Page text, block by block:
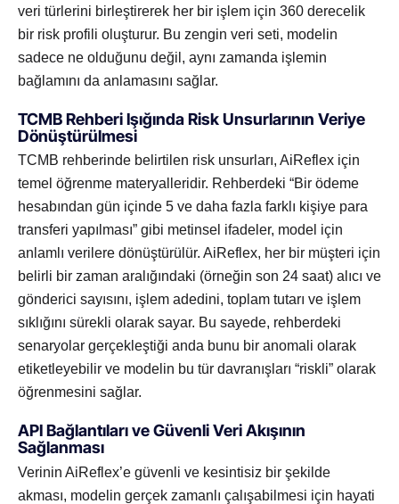
veri türlerini birleştirerek her bir işlem için 360 derecelik
bir risk profili oluşturur. Bu zengin veri seti, modelin
sadece ne olduğunu değil, aynı zamanda işlemin
bağlamını da anlamasını sağlar.
TCMB Rehberi Işığında Risk Unsurlarının Veriye
Dönüştürülmesi
TCMB rehberinde belirtilen risk unsurları, AiReflex için
temel öğrenme materyalleridir. Rehberdeki “Bir ödeme
hesabından gün içinde 5 ve daha fazla farklı kişiye para
transferi yapılması” gibi metinsel ifadeler, model için
anlamlı verilere dönüştürülür. AiReflex, her bir müşteri için
belirli bir zaman aralığındaki (örneğin son 24 saat) alıcı ve
gönderici sayısını, işlem adedini, toplam tutarı ve işlem
sıklığını sürekli olarak sayar. Bu sayede, rehberdeki
senaryolar gerçekleştiği anda bunu bir anomali olarak
etiketleyebilir ve modelin bu tür davranışları “riskli” olarak
öğrenmesini sağlar.
API Bağlantıları ve Güvenli Veri Akışının
Sağlanması
Verinin AiReflex’e güvenli ve kesintisiz bir şekilde
akması, modelin gerçek zamanlı çalışabilmesi için hayati